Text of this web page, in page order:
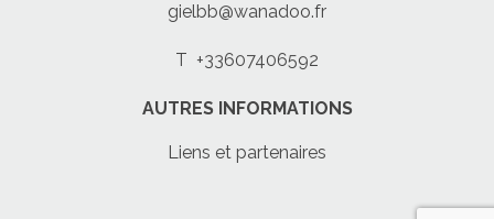
gielbb@wanadoo.fr
T +33607406592
AUTRES INFORMATIONS
Liens et partenaires